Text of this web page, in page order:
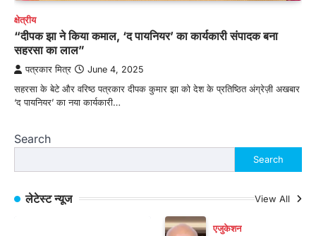
क्षेत्रीय
“दीपक झा ने किया कमाल, ‘द पायनियर’ का कार्यकारी संपादक बना
सहरसा का लाल”
पत्रकार मित्र June 4, 2025
सहरसा के बेटे और वरिष्ठ पत्रकार दीपक कुमार झा को देश के प्रतिष्ठित अंग्रेज़ी अखबार
‘द पायनियर’ का नया कार्यकारी…
Search
Search
लेटेस्ट न्यूज View All
एजुकेशन